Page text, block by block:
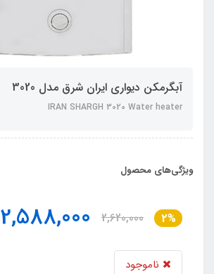
آبگرمکن دیواری ایران شرق مدل 3020
IRAN SHARGH 3020 Water heater
ویژگی‌های محصول
2%
2,620,000
2,588,000
ناموجود